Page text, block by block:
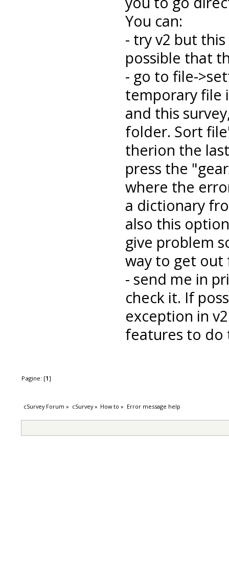
You can:
- try v2 but
possible that
- go to file-
temporary file
and this
folder. Sort
therion the
press the
where the
a dictionary
also this
give problem
way to get out
- send me in
check it. If
exception in
features to do
Pagine: [1]
cSurvey Forum » cSurvey» How to » Error message help